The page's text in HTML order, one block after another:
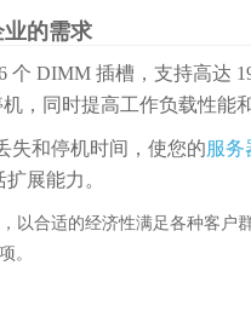
的需求
个 DIMM 插槽，支持高达
，同时提高工作负载性能
失和停机时间，使您的服务
展能力。
以合适的经济性满足各种客户
。